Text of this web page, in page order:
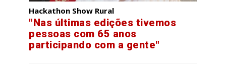
Hackathon Show Rural
"Nas últimas edições tivemos
pessoas com 65 anos
participando com a gente"